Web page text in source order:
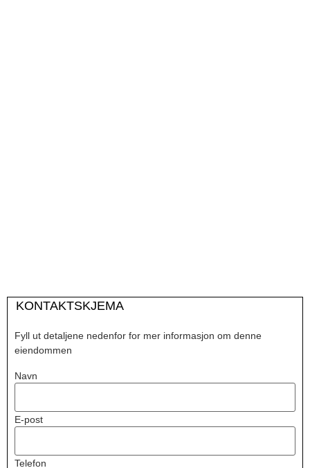
KONTAKTSKJEMA
Fyll ut detaljene nedenfor for mer informasjon om denne
eiendommen
Navn
E-post
Telefon